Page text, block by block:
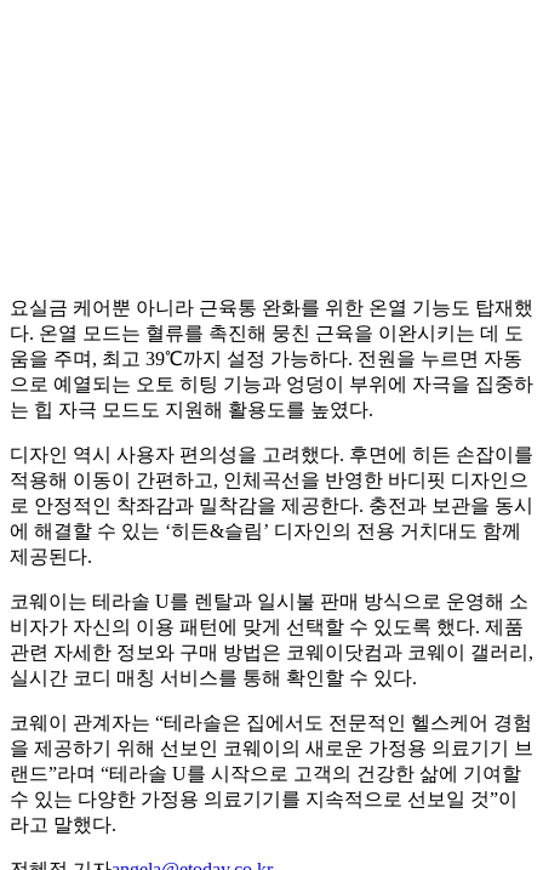
요실금 케어뿐 아니라 근육통 완화를 위한 온열 기능도 탑재했
다. 온열 모드는 혈류를 촉진해 뭉친 근육을 이완시키는 데 도
움을 주며, 최고 39℃까지 설정 가능하다. 전원을 누르면 자동
으로 예열되는 오토 히팅 기능과 엉덩이 부위에 자극을 집중하
는 힙 자극 모드도 지원해 활용도를 높였다.
디자인 역시 사용자 편의성을 고려했다. 후면에 히든 손잡이를
적용해 이동이 간편하고, 인체곡선을 반영한 바디핏 디자인으
로 안정적인 착좌감과 밀착감을 제공한다. 충전과 보관을 동시
에 해결할 수 있는 ‘히든&슬림’ 디자인의 전용 거치대도 함께
제공된다.
코웨이는 테라솔 U를 렌탈과 일시불 판매 방식으로 운영해 소
비자가 자신의 이용 패턴에 맞게 선택할 수 있도록 했다. 제품
관련 자세한 정보와 구매 방법은 코웨이닷컴과 코웨이 갤러리,
실시간 코디 매칭 서비스를 통해 확인할 수 있다.
코웨이 관계자는 “테라솔은 집에서도 전문적인 헬스케어 경험
을 제공하기 위해 선보인 코웨이의 새로운 가정용 의료기기 브
랜드”라며 “테라솔 U를 시작으로 고객의 건강한 삶에 기여할
수 있는 다양한 가정용 의료기기를 지속적으로 선보일 것”이
라고 말했다.